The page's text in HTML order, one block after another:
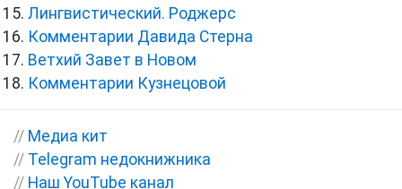
Лингвистический. Роджерс
Комментарии Давида Стерна
Ветхий Завет в Новом
Комментарии Кузнецовой
// Медиа кит
// Telegram недокнижника
// Наш YouTube канал